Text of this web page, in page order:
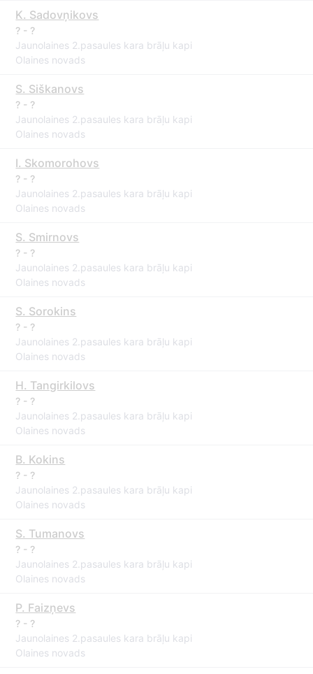
K. Sadovņikovs
? - ?
Jaunolaines 2.pasaules kara brāļu kapi
Olaines novads
S. Siškanovs
? - ?
Jaunolaines 2.pasaules kara brāļu kapi
Olaines novads
I. Skomorohovs
? - ?
Jaunolaines 2.pasaules kara brāļu kapi
Olaines novads
S. Smirnovs
? - ?
Jaunolaines 2.pasaules kara brāļu kapi
Olaines novads
S. Sorokins
? - ?
Jaunolaines 2.pasaules kara brāļu kapi
Olaines novads
H. Tangirkilovs
? - ?
Jaunolaines 2.pasaules kara brāļu kapi
Olaines novads
B. Kokins
? - ?
Jaunolaines 2.pasaules kara brāļu kapi
Olaines novads
S. Tumanovs
? - ?
Jaunolaines 2.pasaules kara brāļu kapi
Olaines novads
P. Faizņevs
? - ?
Jaunolaines 2.pasaules kara brāļu kapi
Olaines novads